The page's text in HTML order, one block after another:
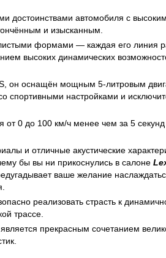
достоинствами автомобиля с
и изысканным.
формами — каждая его линия
высоких динамических
он оснащён мощным 5-литровым
спортивными настройками и
от 0 до 100 км/ч менее чем за 5 секунд
и отличные акустические
бы вы ни прикоснулись в салоне
ваше желание
реализовать страсть к
трассе.
является прекрасным сочетанием